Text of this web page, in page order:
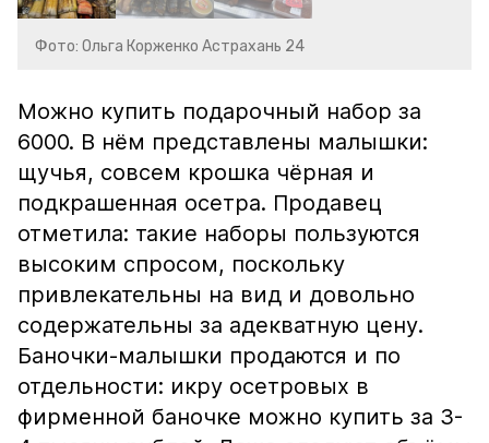
Фото: Ольга Корженко Астрахань 24
Можно купить подарочный набор за
6000. В нём представлены малышки:
щучья, совсем крошка чёрная и
подкрашенная осетра. Продавец
отметила: такие наборы пользуются
высоким спросом, поскольку
привлекательны на вид и довольно
содержательны за адекватную цену.
Баночки-малышки продаются и по
отдельности: икру осетровых в
фирменной баночке можно купить за 3-